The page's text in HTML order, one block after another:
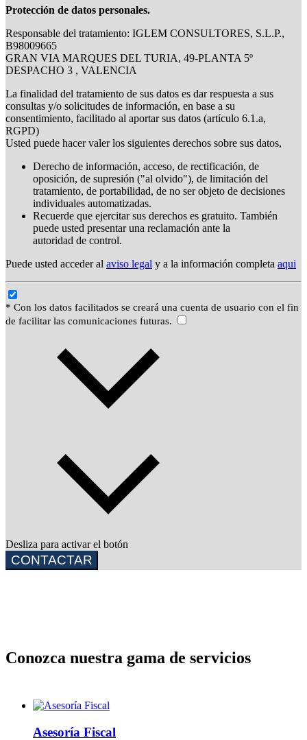
Protección de datos personales.
Responsable del tratamiento: IGLEM CONSULTORES, S.L.P.,
B98009665
GRAN VIA MARQUES DEL TURIA, 49-PLANTA 5º
DESPACHO 3 , VALENCIA
La finalidad del tratamiento de sus datos es dar respuesta a sus
consultas y/o solicitudes de información, en base a su
consentimiento, facilitado al aportar sus datos (artículo 6.1.a,
RGPD)
Usted puede hacer valer los siguientes derechos sobre sus datos,
Derecho de información, acceso, de rectificación, de
oposición, de supresión ("al olvido"), de limitación del
tratamiento, de portabilidad, de no ser objeto de decisiones
individuales automatizadas.
Recuerde que ejercitar sus derechos es gratuito. También
puede usted presentar una reclamación ante la
autoridad de control.
Puede usted acceder al aviso legal y a la información completa aqui
* Con los datos facilitados se creará una cuenta de usuario con el fin
de facilitar las comunicaciones futuras.
Desliza para activar el botón
CONTACTAR
Conozca nuestra gama de servicios
Asesoría Fiscal